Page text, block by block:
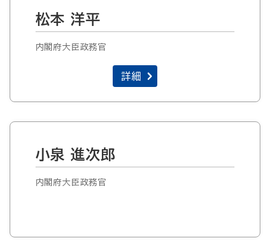
松本 洋平
内閣府大臣政務官
詳細
小泉 進次郎
内閣府大臣政務官